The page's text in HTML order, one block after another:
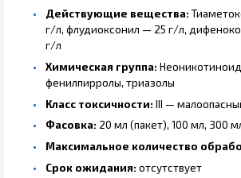
Действующие вещества:
г/л, флудиоксонил — 25 г/л,
г/л
Химическая группа:
фенилпирролы, триазолы
Класс токсичности: III —
Фасовка: 20 мл (пакет), 100 мл, 300
Максимальное количество
Срок ожидания: отсутствует